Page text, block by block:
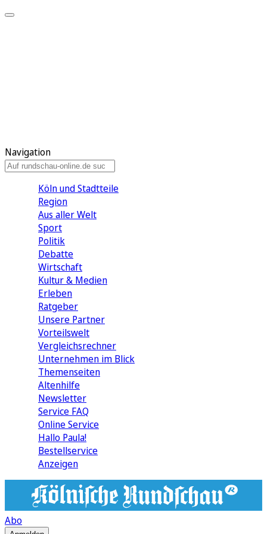
Navigation
Köln und Stadtteile
Region
Aus aller Welt
Sport
Politik
Debatte
Wirtschaft
Kultur & Medien
Erleben
Ratgeber
Unsere Partner
Vorteilswelt
Vergleichsrechner
Unternehmen im Blick
Themenseiten
Altenhilfe
Newsletter
Service FAQ
Online Service
Hallo Paula!
Bestellservice
Anzeigen
Abo